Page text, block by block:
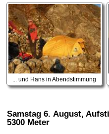
... und Hans in Abendstimmung
Samstag 6. August,
5300 Meter